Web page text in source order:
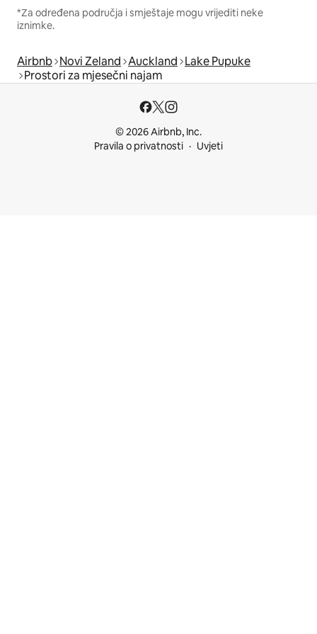
*Za određena područja i smještaje mogu vrijediti neke
iznimke.
Airbnb Novi Zeland Auckland Lake Pupuke
Prostori za mjesečni najam
© 2026 Airbnb, Inc.
Pravila o privatnosti
Uvjeti